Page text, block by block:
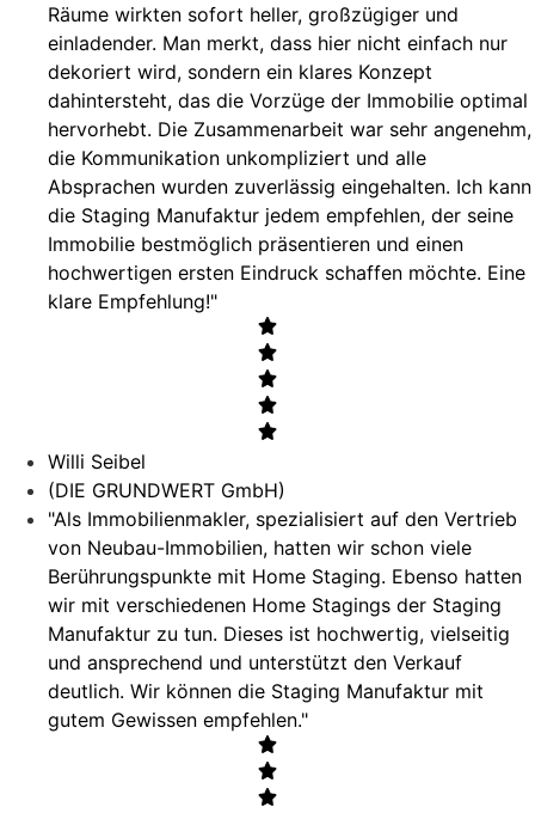
Räume wirkten sofort heller, großzügiger und
einladender. Man merkt, dass hier nicht einfach nur
dekoriert wird, sondern ein klares Konzept
dahintersteht, das die Vorzüge der Immobilie optimal
hervorhebt. Die Zusammenarbeit war sehr angenehm,
die Kommunikation unkompliziert und alle
Absprachen wurden zuverlässig eingehalten. Ich kann
die Staging Manufaktur jedem empfehlen, der seine
Immobilie bestmöglich präsentieren und einen
hochwertigen ersten Eindruck schaffen möchte. Eine
klare Empfehlung!"
Willi Seibel
(DIE GRUNDWERT GmbH)
"Als Immobilienmakler, spezialisiert auf den Vertrieb
von Neubau-Immobilien, hatten wir schon viele
Berührungspunkte mit Home Staging. Ebenso hatten
wir mit verschiedenen Home Stagings der Staging
Manufaktur zu tun. Dieses ist hochwertig, vielseitig
und ansprechend und unterstützt den Verkauf
deutlich. Wir können die Staging Manufaktur mit
gutem Gewissen empfehlen."